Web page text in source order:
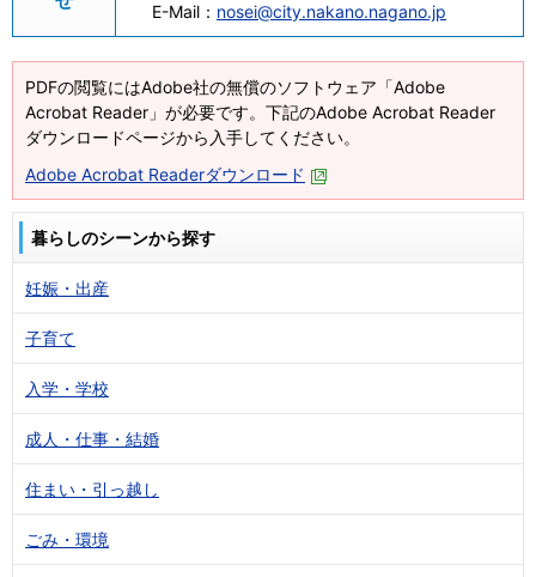
E-Mail： nosei@city.nakano.nagano.jp
PDFの閲覧にはAdobe社の無償のソフトウェア「Adobe
Acrobat Reader」が必要です。下記のAdobe Acrobat Reader
ダウンロードページから入手してください。
Adobe Acrobat Readerダウンロード
暮らしのシーンから探す
妊娠・出産
子育て
入学・学校
成人・仕事・結婚
住まい・引っ越し
ごみ・環境